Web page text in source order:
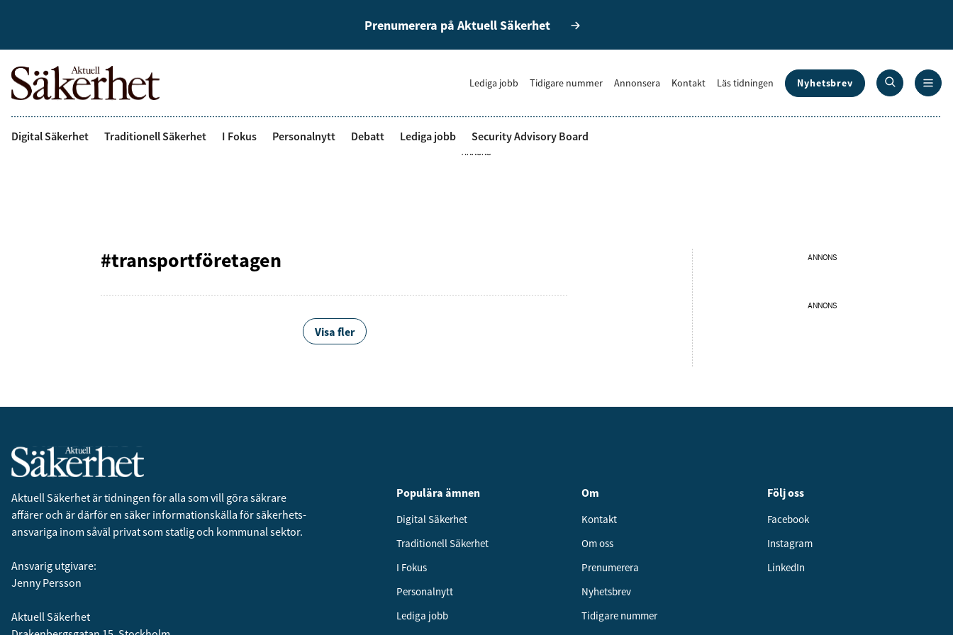
Prenumerera på Aktuell Säkerhet
Lediga jobb Tidigare nummer Annonsera Kontakt Läs tidningen Nyhetsbrev
Digital Säkerhet Traditionell Säkerhet I Fokus Personalnytt Debatt Lediga jobb Security Advisory Board
ANNONS
#transportföretagen
Visa fler
ANNONS
ANNONS
Aktuell Säkerhet är tidningen för alla som vill göra säkrare
affärer och är därför en säker informationskälla för säkerhets­
ansvariga inom såväl privat som statlig och kommunal sektor.
Ansvarig utgivare:
Jenny Persson
Aktuell Säkerhet
Populära ämnen
Digital Säkerhet
Traditionell Säkerhet
I Fokus
Personalnytt
Lediga jobb
Om
Kontakt
Om oss
Prenumerera
Nyhetsbrev
Tidigare nummer
Följ oss
Facebook
Instagram
LinkedIn